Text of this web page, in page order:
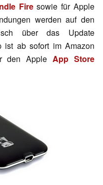
Firesowie für Apple
werden auf den
über das Update
ist ab sofort im Amazon
den AppleApp Store